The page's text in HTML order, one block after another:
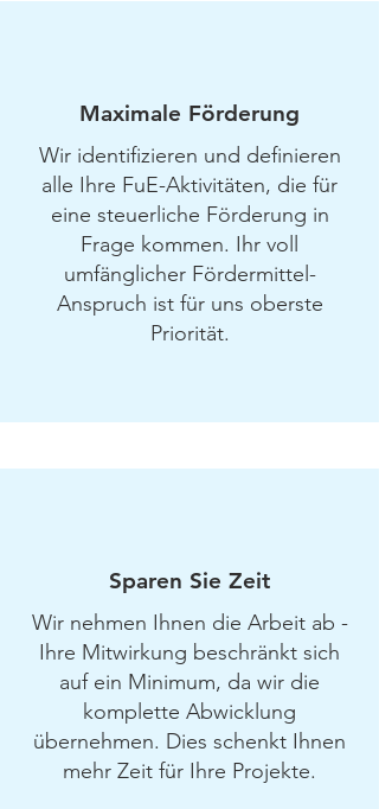
Maximale Förderung
Wir identifizieren und definieren
alle Ihre FuE-Aktivitäten, die für
eine steuerliche Förderung in
Frage kommen. Ihr voll
umfänglicher Fördermittel-
Anspruch ist für uns oberste
Priorität.
Sparen Sie Zeit
Wir nehmen Ihnen die Arbeit ab -
Ihre Mitwirkung beschränkt sich
auf ein Minimum, da wir die
komplette Abwicklung
übernehmen. Dies schenkt Ihnen
mehr Zeit für Ihre Projekte.